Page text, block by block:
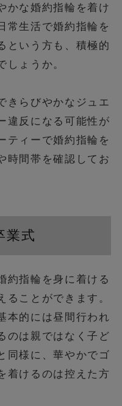
かな婚約指輪を着け
常生活で婚約指輪を
という方も、積極的
ょうか。
きらびやかなジュエ
違反になる可能性が
ティーで婚約指輪を
時間帯を確認してお
業式
約指輪を身に着ける
ことができます。
本的には昼間行われ
のは親ではなく子ど
同様に、華やかでゴ
着けるのは控えた方